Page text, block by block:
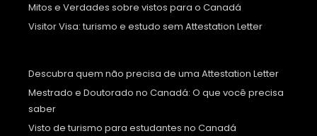
Mitos e Verdades sobre vistos para o Canadá
Visitor Visa: turismo e estudo sem Attestation Letter
Descubra quem não precisa de uma Attestation Letter
Mestrado e Doutorado no Canadá: O que você precisa
saber
Visto de turismo para estudantes no Canadá